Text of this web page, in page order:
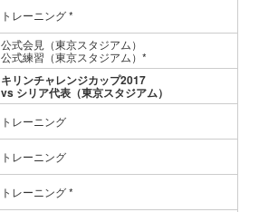
トレーニング *
公式会見（東京スタジアム）
公式練習（東京スタジアム）*
キリンチャレンジカップ2017
vs シリア代表（東京スタジアム）
トレーニング
トレーニング
トレーニング *